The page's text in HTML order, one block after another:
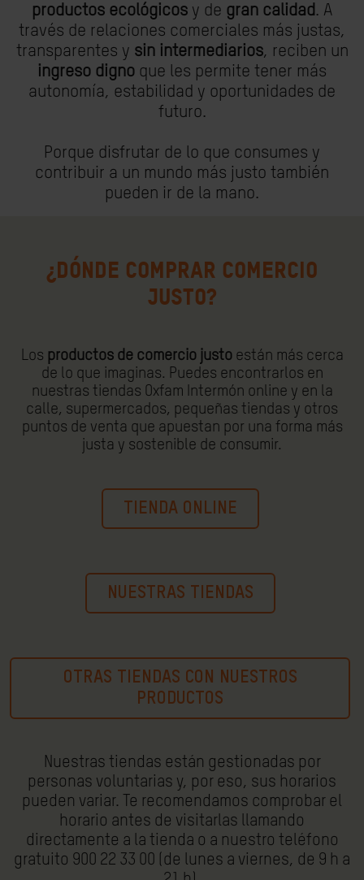
productos ecológicos y de gran calidad . A
través de relaciones comerciales más justas,
transparentes y sin intermediarios, reciben un
ingreso digno que les permite tener más
autonomía, estabilidad y oportunidades de
futuro.
Porque disfrutar de lo que consumes y
contribuir a un mundo más justo también
pueden ir de la mano.
¿DÓNDE COMPRAR COMERCIO
JUSTO?
Los productos de comercio justoestán más cerca
de lo que imaginas. Puedes encontrarlos en
nuestras tiendas Oxfam Intermón online y en la
calle, supermercados, pequeñas tiendas y otros
puntos de venta que apuestan por una forma más
justa y sostenible de consumir.
TIENDA ONLINE
NUESTRAS TIENDAS
OTRAS TIENDAS CON NUESTROS
PRODUCTOS
Nuestras tiendas están gestionadas por
personas voluntarias y, por eso, sus horarios
pueden variar. Te recomendamos comprobar el
horario antes de visitarlas llamando
directamente a la tienda o a nuestro teléfono
gratuito 900 22 33 00 (de lunes a viernes, de 9 h a